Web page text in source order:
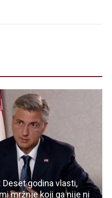
godina vlasti,
mržnje koji ga nije ni